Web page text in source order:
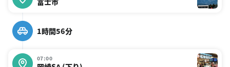
1時間56分
07:00